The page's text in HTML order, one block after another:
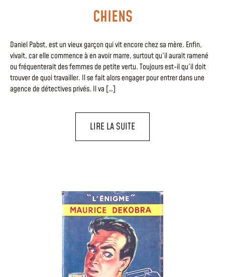
CHIENS
Daniel Pabst, est un vieux garçon qui vit encore chez sa mère. Enfin,
vivait, car elle commence à en avoir marre, surtout qu’il aurait ramené
ou fréquenterait des femmes de petite vertu. Toujours est-il qu’il doit
trouver de quoi travailler. Il se fait alors engager pour entrer dans une
agence de détectives privés. Il va […]
LIRE LA SUITE